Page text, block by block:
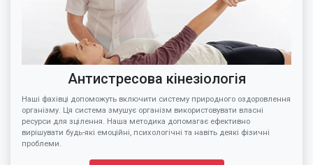
Антистресова кінезіологія
Наші фахівці допоможуть включити систему природного оздоровлення
організму. Ця система змушує організм використовувати власні
ресурси для зцілення. Наша методика допомагає ефективно
вирішувати будь-які емоційні, психологічні та навіть деякі фізичні
проблеми.